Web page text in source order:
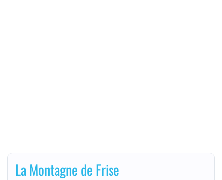
La Montagne de Frise